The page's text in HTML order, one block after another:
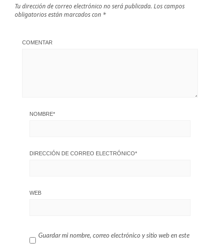
Tu dirección de correo electrónico no será publicada. Los campos
obligatorios están marcados con *
COMENTAR
NOMBRE*
DIRECCIÓN DE CORREO ELECTRÓNICO*
WEB
Guardar mi nombre, correo electrónico y sitio web en este